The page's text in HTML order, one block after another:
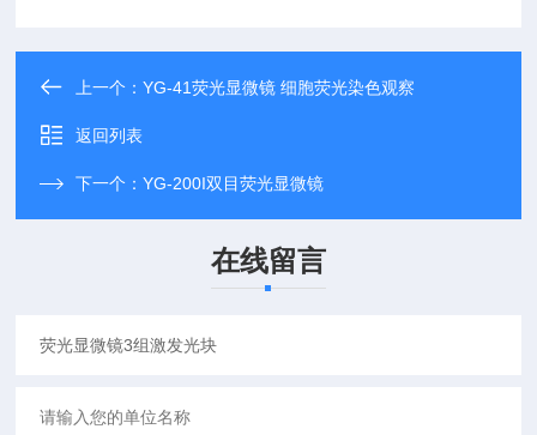
上一个：YG-41荧光显微镜 细胞荧光染色观察
返回列表
下一个：YG-200I双目荧光显微镜
在线留言